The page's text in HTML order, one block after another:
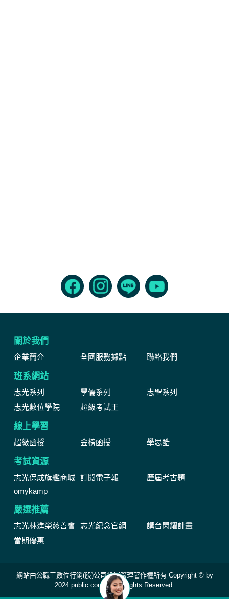
關於我們
企業簡介 全國服務據點 聯絡我們
班系網站
志光系列 學儒系列
志聖系列
志光數位學院
超級考試王
線上學習
超級函授 金榜函授 學思酷
考試資源
志光保成旗艦商城 訂閱電子報
歷屆考古題
omykamp
嚴選推薦
志光林進榮慈善會 志光紀念官網
講台閃耀計畫
當期優惠
網站由公職王數位行銷(股)公司維運管理著作權所有 Copyright © by
2024 public.com.tw All Rights Reserved.